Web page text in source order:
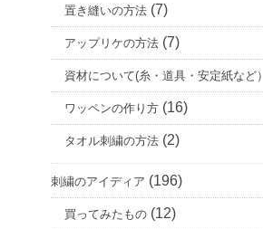
置き縫いの方法 (7)
アップリケの方法 (7)
資材について(糸・道具・安定紙など）
ワッペンの作り方 (16)
タオル刺繍の方法 (2)
刺繍のアイディア (196)
買ってみたもの (12)